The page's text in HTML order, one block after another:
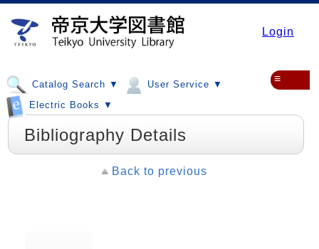
Login
Catalog Search ▼
User Service ▼
Electric Books ▼
≡
Bibliography Details
Back to previous